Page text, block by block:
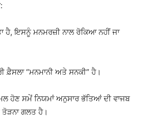
ਹੈ, ਇਸਨੂੰ ਮਨਮਰਜ਼ੀ ਨਾਲ ਰੋਕਿਆ ਨਹੀਂ ਜਾ
ਫ਼ੈਸਲਾ “ਮਨਮਾਨੀ ਅਤੇ ਸਨਕੀ” ਹੈ।
ਹੋਣ ਸਮੇਂ ਨਿਯਮਾਂ ਅਨੁਸਾਰ ਭੱਤਿਆਂ ਦੀ ਵਾਜਬ
ਗਲਤ ਹੈ।